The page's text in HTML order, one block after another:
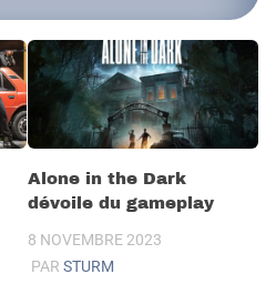
Alone in the Dark
dévoile du gameplay
8 NOVEMBRE 2023
PAR STURM